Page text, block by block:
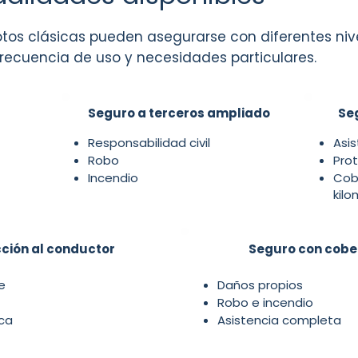
clásicas pueden asegurarse con diferentes
de uso y necesidades particulares.
Seguro a terceros ampliado
Responsabilidad civil
Robo
Incendio
al conductor Seguro con
Daños propios
Robo e incendio
Asistencia completa